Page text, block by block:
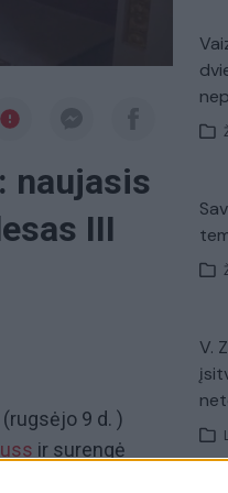
naujasis
III
9 d. )
ir surengė
atstovė spaudai
V.